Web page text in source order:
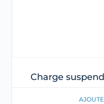
Charge